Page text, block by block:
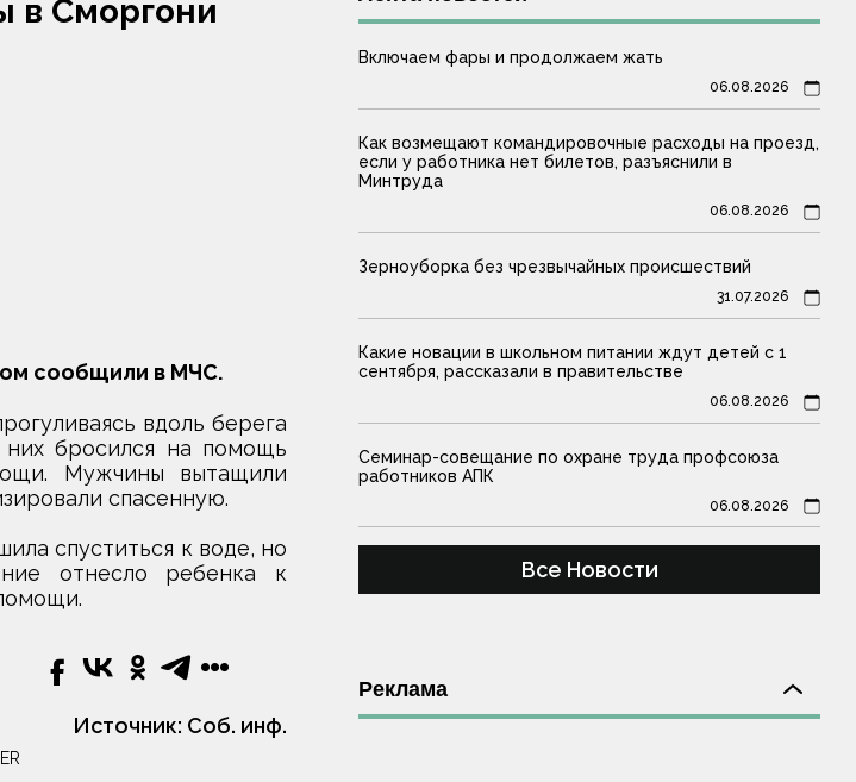
в Сморгони
сообщили в МЧС.
вдоль берега
бросился на помощь
Мужчины вытащили
спасенную.
спуститься к воде, но
отнесло ребенка к
Источник: Соб. инф.
Включаем фары и продолжаем жать
06.08.2026
Как возмещают командировочные расходы на проезд,
если у работника нет билетов, разъяснили в
Минтруда
06.08.2026
Зерноуборка без чрезвычайных происшествий
31.07.2026
Какие новации в школьном питании ждут детей с 1
сентября, рассказали в правительстве
06.08.2026
Семинар-совещание по охране труда профсоюза
работников АПК
06.08.2026
Все Новости
Реклама